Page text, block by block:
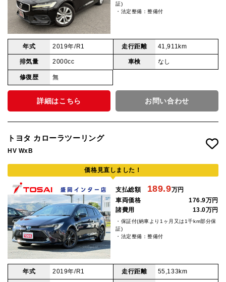
証)
・法定整備：整備付
年式 2019年/R1 走行距離 41,911km
排気量 2000cc 車検 なし
修復歴 無
詳細はこちら お問い合わせ
トヨタ カローラツーリング
HV WxB
価格見直しました！
支払総額 189.9万円
車両価格
176.9万円
諸費用
13.0万円
・保証付(納車より1ヶ月又は1千km部分保
証)
・法定整備：整備付
年式 2019年/R1 走行距離 55,133km